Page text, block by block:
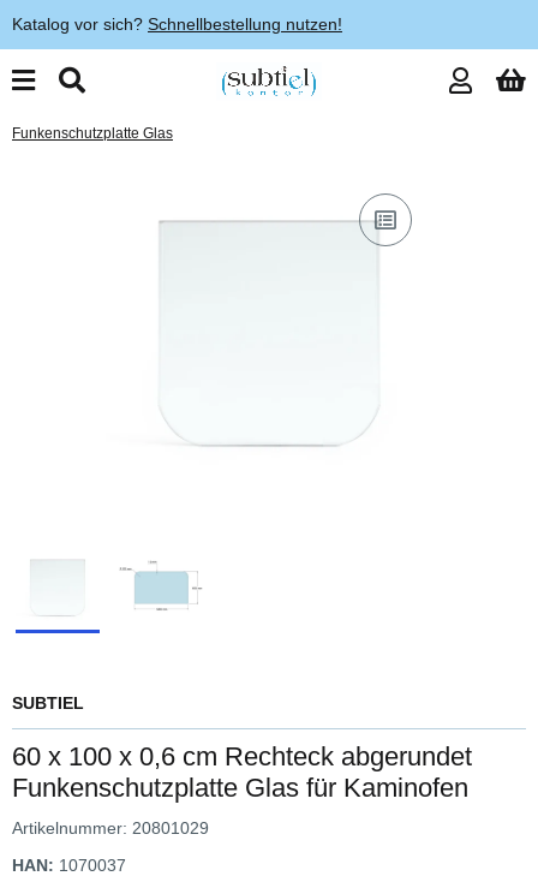
Katalog vor sich? Schnellbestellung nutzen!
Funkenschutzplatte Glas
SUBTIEL
60 x 100 x 0,6 cm Rechteck abgerundet
Funkenschutzplatte Glas für Kaminofen
Artikelnummer: 20801029
HAN: 1070037